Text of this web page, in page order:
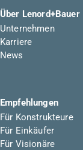
Über Lenord+Bauer
Unternehmen
Karriere
News
Empfehlungen
Für Konstrukteure
Für Einkäufer
Für Visionäre